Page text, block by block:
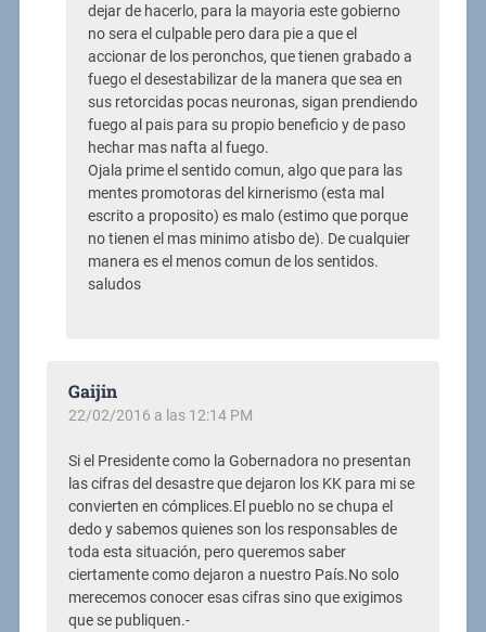
dejar de hacerlo, para la mayoria este gobierno
no sera el culpable pero dara pie a que el
accionar de los peronchos, que tienen grabado a
fuego el desestabilizar de la manera que sea en
sus retorcidas pocas neuronas, sigan prendiendo
fuego al pais para su propio beneficio y de paso
hechar mas nafta al fuego.
Ojala prime el sentido comun, algo que para las
mentes promotoras del kirnerismo (esta mal
escrito a proposito) es malo (estimo que porque
no tienen el mas minimo atisbo de). De cualquier
manera es el menos comun de los sentidos.
saludos
Gaijin
22/02/2016 a las 12:14 PM
Si el Presidente como la Gobernadora no presentan
las cifras del desastre que dejaron los KK para mi se
convierten en cómplices.El pueblo no se chupa el
dedo y sabemos quienes son los responsables de
toda esta situación, pero queremos saber
ciertamente como dejaron a nuestro País.No solo
merecemos conocer esas cifras sino que exigimos
que se publiquen.-